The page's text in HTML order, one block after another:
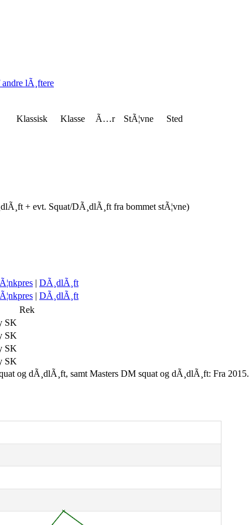
lÃ¸ftere
Klassisk Klasse Ã…r StÃ¦vne
Sted
+ evt. Squat/DÃ¸dlÃ¸ft fra bommet stÃ¦vne)
| DÃ¸dlÃ¸ft
| DÃ¸dlÃ¸ft
Rek
SK
SK
SK
SK
og dÃ¸dlÃ¸ft, samt Masters DM squat og dÃ¸dlÃ¸ft: Fra 2015.